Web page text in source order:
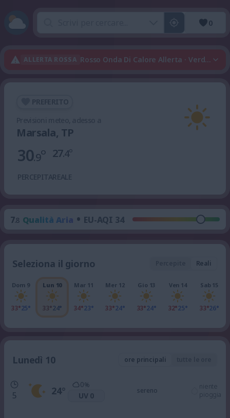
0
ALLERTA ROSSA Rosso Onda Di Calore Allerta · Verde
Marsala, TP
30.9°
PERCEPITA
27.4°
REALE
7.8 Qualità Aria • EU-AQI 34
Seleziona il giorno Reali
Dom 9
33°25°
Lun 10
33°24°
Mar 11
34°23°
Mer 12
33°24°
Gio 13
33°24°
Ven 14
32°25°
Sab 15
33°26°
Lunedì 10 ore principali
5 24°
0%
UV 0
sereno
niente
pioggia